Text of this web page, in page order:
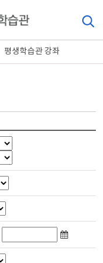
평생학습관 강좌